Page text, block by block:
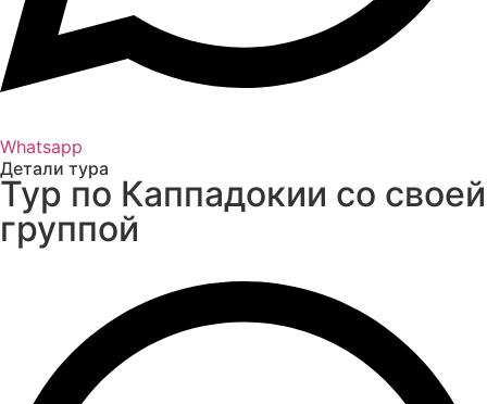
Whatsapp
Детали тура
Тур по Каппадокии со своей
группой